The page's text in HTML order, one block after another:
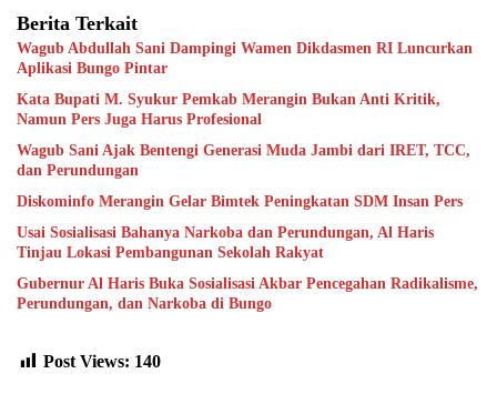
Berita Terkait
Wagub Abdullah Sani Dampingi Wamen Dikdasmen RI Luncurkan
Aplikasi Bungo Pintar
Kata Bupati M. Syukur Pemkab Merangin Bukan Anti Kritik,
Namun Pers Juga Harus Profesional
Wagub Sani Ajak Bentengi Generasi Muda Jambi dari IRET, TCC,
dan Perundungan
Diskominfo Merangin Gelar Bimtek Peningkatan SDM Insan Pers
Usai Sosialisasi Bahanya Narkoba dan Perundungan, Al Haris
Tinjau Lokasi Pembangunan Sekolah Rakyat
Gubernur Al Haris Buka Sosialisasi Akbar Pencegahan Radikalisme,
Perundungan, dan Narkoba di Bungo
Post Views: 140